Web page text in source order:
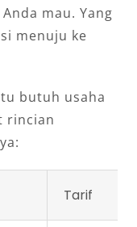
mau. Yang
menuju ke
butuh usaha
rincian
Tarif